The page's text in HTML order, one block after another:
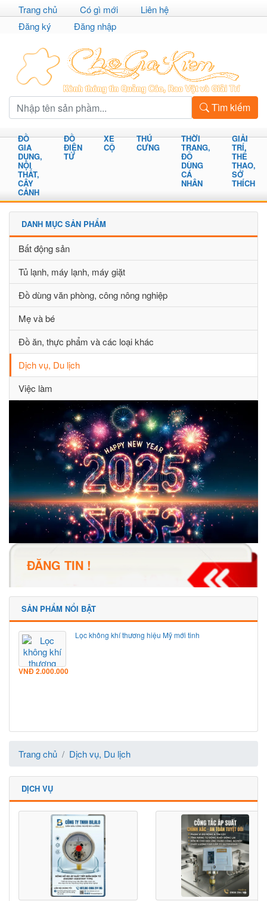
Trang chủ Có gì mới
Liên hệ
Đăng ký
Đăng nhập
Tìm kiếm
ĐỒ
GIA
DỤNG,
NỘI
THẤT,
CÂY
CẢNH
ĐỒ
ĐIỆN
TỬ
XE
CỘ
THÚ
CƯNG
THỜI
TRANG,
ĐỒ
DÙNG
CÁ
NHÂN
GIẢI
TRÍ,
THỂ
THAO,
SỞ
THÍCH
DANH MỤC SẢN PHẨM
Bất động sản
Tủ lạnh, máy lạnh, máy giặt
Đồ dùng văn phòng, công nông nghiệp
Mẹ và bé
Đồ ăn, thực phẩm và các loại khác
Dịch vụ, Du lịch
Việc làm
ĐĂNG TIN !
SẢN PHẨM NỔI BẬT
Lọc không khí thương hiệu Mỹ mới tinh
VNĐ2.000.000
Trang chủ Dịch vụ, Du lịch
DỊCH VỤ